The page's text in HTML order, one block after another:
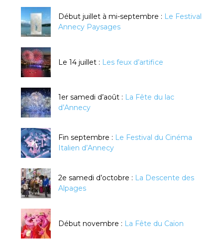
Début juillet à mi-septembre : Le Festival
Annecy Paysages
Le 14 juillet : Les feux d’artifice
1er samedi d’août : La Fête du lac
d’Annecy
Fin septembre : Le Festival du Cinéma
Italien d’Annecy
2e samedi d’octobre : La Descente des
Alpages
Début novembre : La Fête du Caïon